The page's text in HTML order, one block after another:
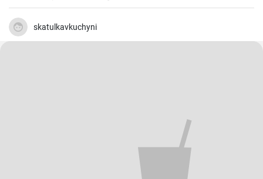
man nie genug haben.
skatulkavkuchyni